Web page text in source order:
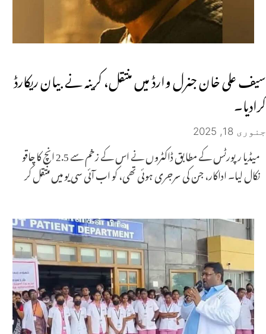
سیف علی خان جنرل وارڈ میں منتقل، کرینہ نے بیان ریکارڈ
کرادیا۔
جنوری 18, 2025
میڈیا رپورٹس کے مطابق ڈاکٹروں نے اس کے زخم سے 2.5 انچ کا چاقو
نکال لیا۔ اداکار، جن کی سرجری ہوئی تھی، کو اب آئی سی یو میں منتقل کر